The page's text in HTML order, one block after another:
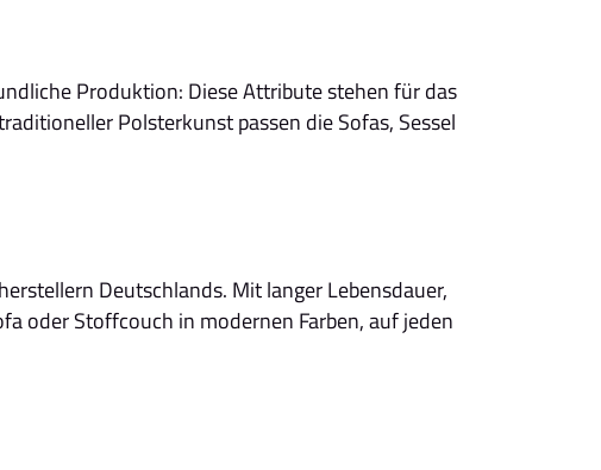
Produktion: Diese Attribute stehen für das
Polsterkunst passen die Sofas, Sessel
Deutschlands. Mit langer Lebensdauer,
oder Stoffcouch in modernen Farben, auf jeden